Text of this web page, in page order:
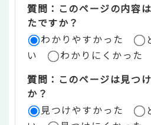
リ
ア
質問：このページの内容
たですか？
わかりやすかった
い
わかりにくかった
質問：このページは見つ
か？
見つけやすかった